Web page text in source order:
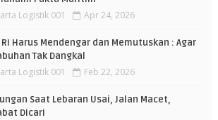
Logistik 001 Apr 24, 2026
RI Harus Mendengar dan Memutuskan : Agar
Tak Dangkal
Logistik 001 Feb 22, 2026
Saat Lebaran Usai, Jalan Macet,
Dicari